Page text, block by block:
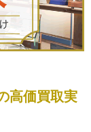
高価買取実